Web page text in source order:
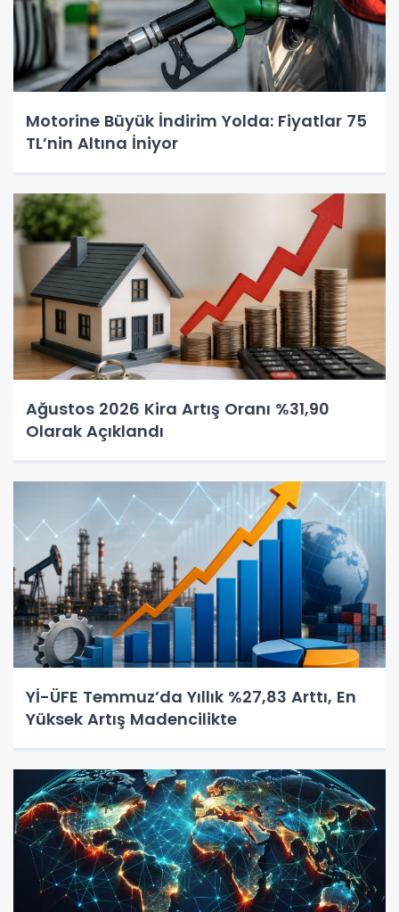
Motorine Büyük İndirim Yolda: Fiyatlar 75
TL’nin Altına İniyor
Ağustos 2026 Kira Artış Oranı %31,90
Olarak Açıklandı
Yİ-ÜFE Temmuz’da Yıllık %27,83 Arttı, En
Yüksek Artış Madencilikte